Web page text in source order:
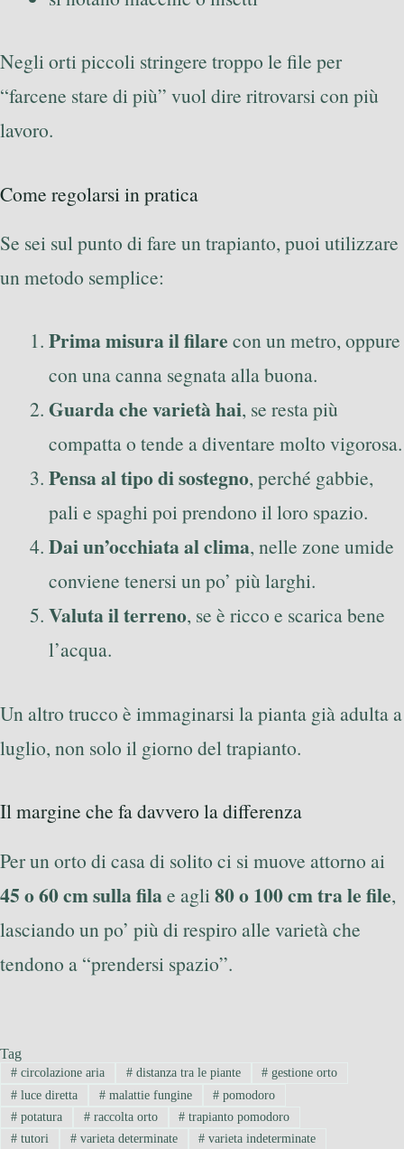
Negli orti piccoli stringere troppo le file per
“farcene stare di più” vuol dire ritrovarsi con più
lavoro.
Come regolarsi in pratica
Se sei sul punto di fare un trapianto, puoi utilizzare
un metodo semplice:
Prima misura il filare con un metro, oppure
con una canna segnata alla buona.
Guarda che varietà hai, se resta più
compatta o tende a diventare molto vigorosa.
Pensa al tipo di sostegno, perché gabbie,
pali e spaghi poi prendono il loro spazio.
Dai un’occhiata al clima, nelle zone umide
conviene tenersi un po’ più larghi.
Valuta il terreno, se è ricco e scarica bene
l’acqua.
Un altro trucco è immaginarsi la pianta già adulta a
luglio, non solo il giorno del trapianto.
Il margine che fa davvero la differenza
Per un orto di casa di solito ci si muove attorno ai
45 o 60 cm sulla filae agli 80 o 100 cm tra le file,
lasciando un po’ più di respiro alle varietà che
tendono a “prendersi spazio”.
Tag
#circolazione aria #distanza tra le piante # gestione orto
#luce diretta #malattie fungine # pomodoro
#potatura #raccolta orto # trapianto pomodoro
#tutori #varieta determinate # varieta indeterminate